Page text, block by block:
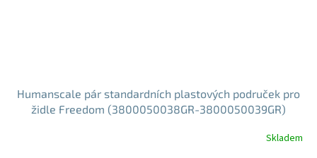
Humanscale pár standardních plastových područek pro
židle Freedom (3800050038GR-3800050039GR)
Skladem